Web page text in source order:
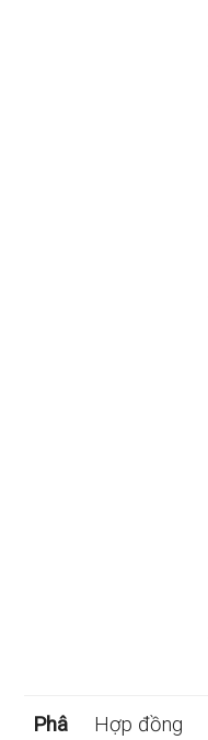
Phâ Hợp đồng